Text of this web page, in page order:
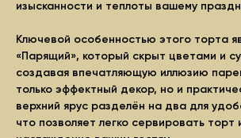
изысканности и теплоты вашему
Ключевой особенностью этого торта
«Парящий», который скрыт цветами и
создавая впечатляющую иллюзию
только эффектный декор, но и
верхний ярус разделён на два для
что позволяет легко сервировать торт